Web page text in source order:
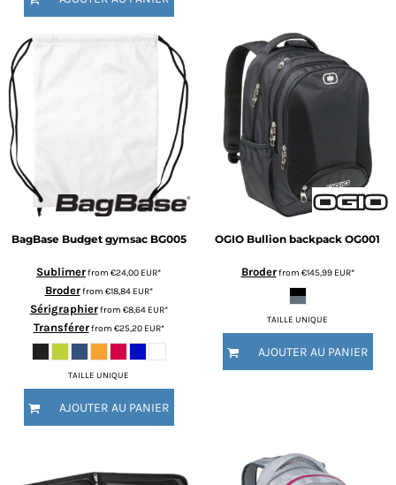
BagBase Budget gymsac BG005
Sublimerfrom €24,00 EUR*
Broderfrom €18,84 EUR*
Sérigraphierfrom €8,64 EUR*
Transférerfrom €25,20 EUR*
TAILLE UNIQUE
AJOUTER AU PANIER
OGIO Bullion backpack OG001
Broderfrom €145,99 EUR*
TAILLE UNIQUE
AJOUTER AU PANIER